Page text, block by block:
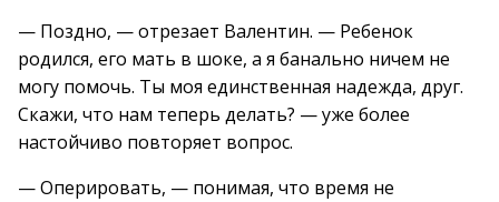
— Поздно, — отрезает Валентин. — Ребенок
родился, его мать в шоке, а я банально ничем не
могу помочь. Ты моя единственная надежда, друг.
Скажи, что нам теперь делать? — уже более
настойчиво повторяет вопрос.
— Оперировать, — понимая, что время не